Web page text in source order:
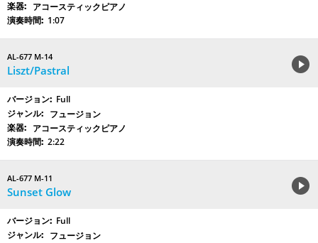
アコースティックピアノ
1:07
AL-677 M-14
Liszt/Pastral
Full
フュージョン
アコースティックピアノ
2:22
AL-677 M-11
Sunset Glow
Full
フュージョン